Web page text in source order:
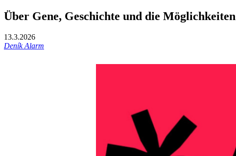
Über Gene, Geschichte und die
13.3.2026
Deník Alarm